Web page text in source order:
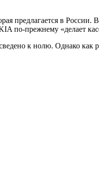
предлагается в
по-прежнему «делает
к нолю. Однако